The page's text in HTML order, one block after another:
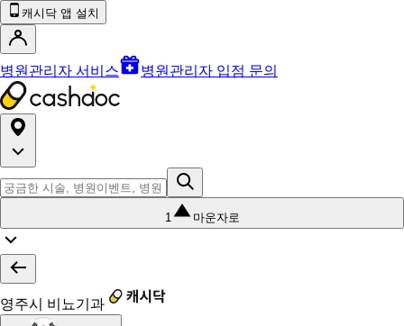
캐시닥 앱 설치
병원관리자 서비스 병원관리자 입점 문의
1 마운자로
영주시 비뇨기과